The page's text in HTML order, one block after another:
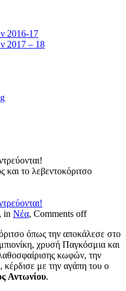
2016-17
2017 – 18
και το λεβεντοκόριτσο
, in Νέα, Comments off
όπως την αποκάλεσε στο
χρυσή Παγκόσμια και
κωφών, την
, κέρδισε με την αγάπη του ο
Αντωνίου.